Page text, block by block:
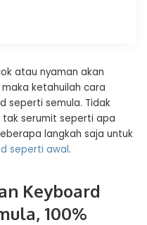
atau nyaman akan
ketahuilah cara
seperti semula. Tidak
tak serumit seperti apa
langkah saja untuk
seperti awal.
Keyboard
100%